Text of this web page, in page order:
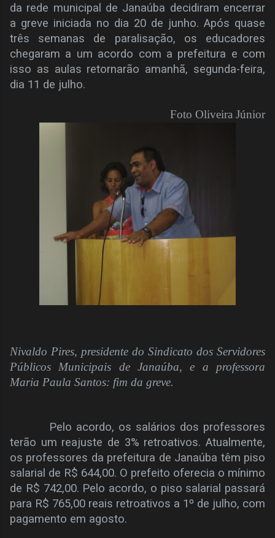
da rede municipal de Janaúba decidiram encerrar
a greve iniciada no dia 20 de junho. Após quase
três semanas de paralisação, os educadores
chegaram a um acordo com a prefeitura e com
isso as aulas retornarão amanhã, segunda-feira,
dia 11 de julho.
Foto Oliveira Júnior
Nivaldo Pires, presidente do Sindicato dos Servidores
Públicos Municipais de Janaúba, e a professora
Maria Paula Santos: fim da greve.
Pelo acordo, os salários dos professores
terão um reajuste de 3% retroativos. Atualmente,
os professores da prefeitura de Janaúba têm piso
salarial de R$ 644,00. O prefeito oferecia o mínimo
de R$ 742,00. Pelo acordo, o piso salarial passará
para R$ 765,00 reais retroativos a 1º de julho, com
pagamento em agosto.